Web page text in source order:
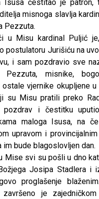
Isusa čestitao je patron,
misnoga slavlja
Pezzuta.
u Misu kardinal Puljić
postulatoru Jurišiću na
i sam pozdravio sve
Pezzuta, misnike,
ostale vjernike okupljene
su Misu pratili preko
pozdrav i čestitku
maloga Isusa, na
upravom i
im bude blagoslovljen dan.
Mise svi su pošli u dno
Josipa Stadlera i
proglašenje
završeno je